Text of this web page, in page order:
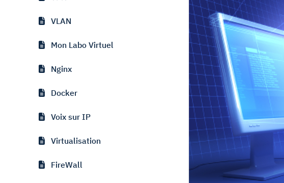
VLAN
Mon Labo Virtuel
Nginx
Docker
Voix sur IP
Virtualisation
FireWall